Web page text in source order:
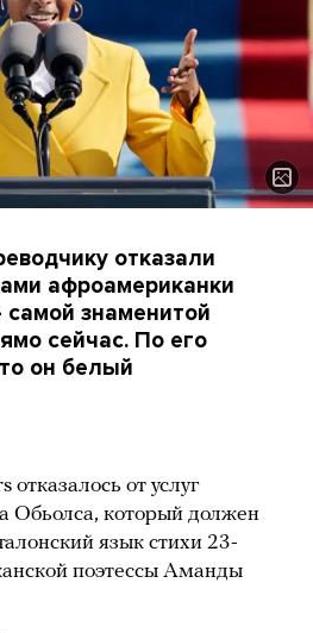
отказали
афроамериканки
знаменитой
сейчас. По его
он белый
от услуг
Обьолса, который должен
язык стихи 23-
поэтессы Аманды